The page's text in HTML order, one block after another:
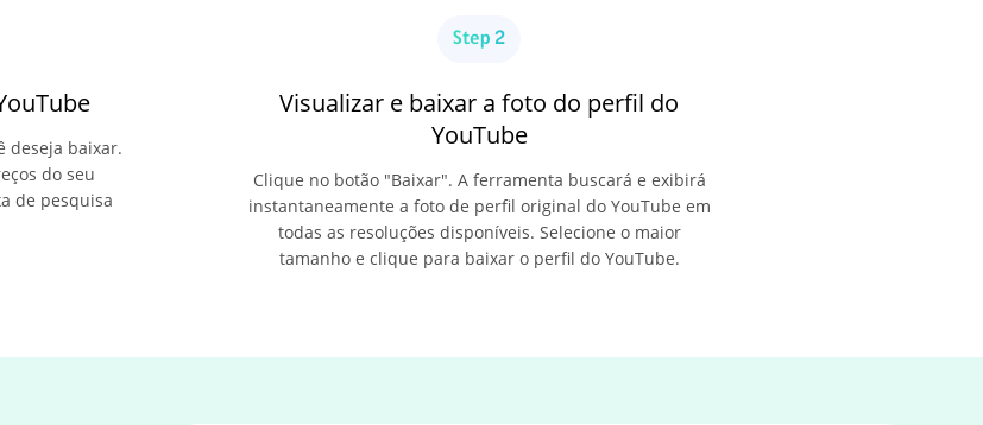
deseja baixar.
do seu
de pesquisa
Visualizar e baixar a foto do perfil do
YouTube
Clique no botão "Baixar". A ferramenta buscará e exibirá
instantaneamente a foto de perfil original do YouTube em
todas as resoluções disponíveis. Selecione o maior
tamanho e clique para baixar o perfil do YouTube.